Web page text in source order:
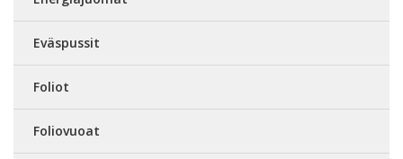
Eväspussit
Foliot
Foliovuoat